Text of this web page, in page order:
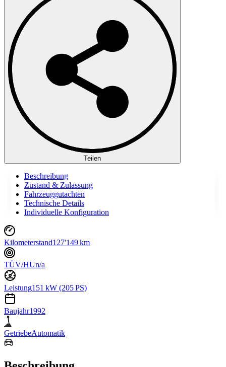
Teilen
Beschreibung
Zustand & Zulassung
Fahrzeuggutachten
Technische Details
Individuelle Konfiguration
Kilometerstand127'149 km
TÜV/HUn/a
Leistung151 kW (205 PS)
Baujahr1992
GetriebeAutomatik